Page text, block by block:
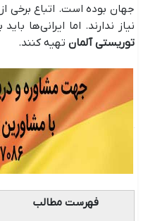
جهان بوده است. اتباع برخی
نیاز ندارند. اما ایرانی‌ها
توریستی آلمان تهیه کنند.
فهرست مطالب